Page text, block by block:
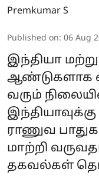
Premkumar S
Published on: 06 Aug
இந்தியா
ஆண்டுகளாக
வரும்
ராணுவ
மாற்றி
தகவல்கள்